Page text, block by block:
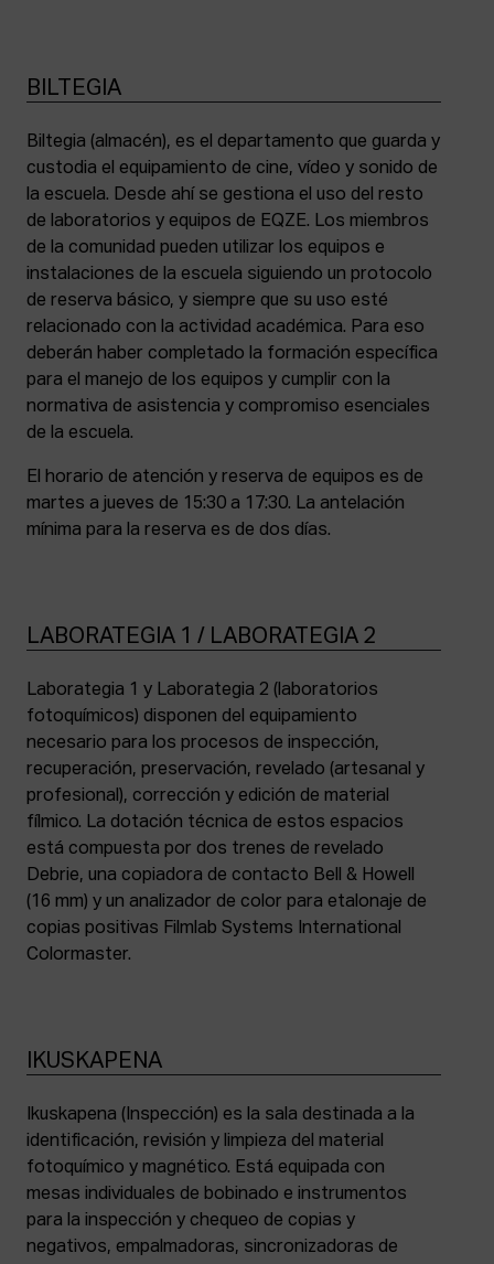
BILTEGIA
Biltegia (almacén), es el departamento que guarda y
custodia el equipamiento de cine, vídeo y sonido de
la escuela. Desde ahí se gestiona el uso del resto
de laboratorios y equipos de EQZE. Los miembros
de la comunidad pueden utilizar los equipos e
instalaciones de la escuela siguiendo un protocolo
de reserva básico, y siempre que su uso esté
relacionado con la actividad académica. Para eso
deberán haber completado la formación específica
para el manejo de los equipos y cumplir con la
normativa de asistencia y compromiso esenciales
de la escuela.
El horario de atención y reserva de equipos es de
martes a jueves de 15:30 a 17:30. La antelación
mínima para la reserva es de dos días.
LABORATEGIA 1 / LABORATEGIA 2
Laborategia 1 y Laborategia 2 (laboratorios
fotoquímicos) disponen del equipamiento
necesario para los procesos de inspección,
recuperación, preservación, revelado (artesanal y
profesional), corrección y edición de material
fílmico. La dotación técnica de estos espacios
está compuesta por dos trenes de revelado
Debrie, una copiadora de contacto Bell & Howell
(16 mm) y un analizador de color para etalonaje de
copias positivas Filmlab Systems International
Colormaster.
IKUSKAPENA
Ikuskapena (Inspección) es la sala destinada a la
identificación, revisión y limpieza del material
fotoquímico y magnético. Está equipada con
mesas individuales de bobinado e instrumentos
para la inspección y chequeo de copias y
negativos, empalmadoras, sincronizadoras de